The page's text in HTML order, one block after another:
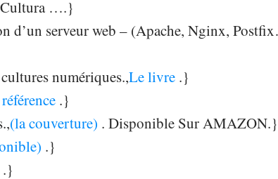
Cultura ….}
d’un serveur web – (Apache, Nginx,
numériques.,Le livre .}
.}
(la couverture) . Disponible Sur AMAZON.}
.}
.}